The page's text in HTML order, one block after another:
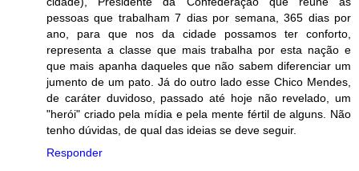
pessoas que trabalham 7 dias por semana, 365 dias por
ano, para que nos da cidade possamos ter conforto,
representa a classe que mais trabalha por esta nação e
que mais apanha daqueles que não sabem diferenciar um
jumento de um pato. Já do outro lado esse Chico Mendes,
de caráter duvidoso, passado até hoje não revelado, um
"herói" criado pela mídia e pela mente fértil de alguns. Não
tenho dúvidas, de qual das ideias se deve seguir.
Responder